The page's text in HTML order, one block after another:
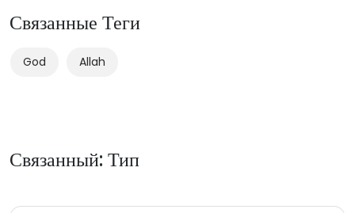
Связанные Теги
God Allah
Связанный: Тип